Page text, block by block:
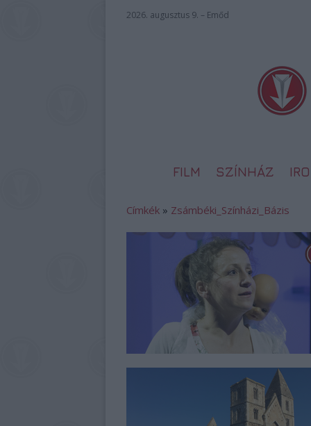
2026. augusztus 9. – Emőd
FILM SZÍNHÁZ
Címkék » Zsámbéki_Színházi_Bázis